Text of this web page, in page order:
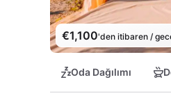
€1,100'den itibaren /
Oda Dağılımı